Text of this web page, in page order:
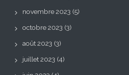
novembre 2023 (5)
octobre 2023 (3)
août 2023 (3)
juillet 2023 (4)